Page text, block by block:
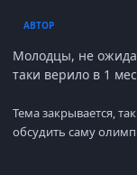
АВТОР
Молодцы, не
таки верило в 1
Тема закрывается,
обсудить саму